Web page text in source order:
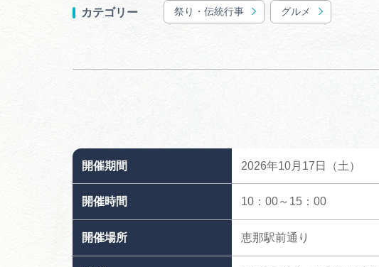
カテゴリー 祭り・伝統行事 グルメ
開催期間 2026年10月17日（土）
開催時間 10：00～15：00
開催場所 恵那駅前通り